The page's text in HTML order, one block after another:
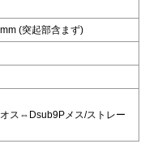
(突起部含まず)
ス⇔Dsub9Pメス/ストレー